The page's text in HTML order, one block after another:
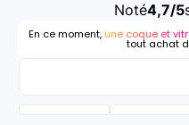
Noté4,7/5
En ce moment, une coque et
tout achat